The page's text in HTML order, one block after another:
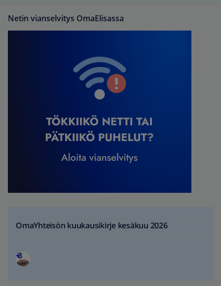
Netin vianselvitys OmaElisassa
OmaYhteisön kuukausikirje kesäkuu 2026